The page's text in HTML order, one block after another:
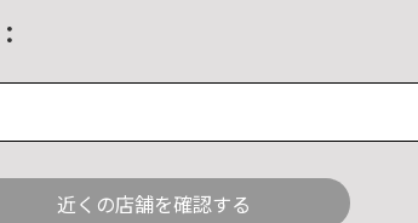
近くの店舗を確認する